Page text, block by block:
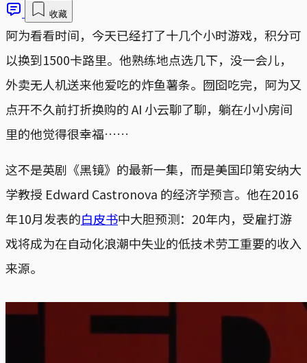
收藏
阿为看看时间，今天已经打了十几个小时游戏，积分可
以换到1500卡路里。他熟练地点选几下，没一会儿，
外卖无人机送来他爱吃的炸鱼薯条。囫囵吃完，阿为又
点开不久前打折换购的 AI 小云聊了聊，躺在小小房间
里的他觉得很幸福……
这不是英剧《黑镜》的最新一集，而是美国印第安纳大
学教授 Edward Castronova 的经济学预言。他在2016
年10月发表的白皮书中大胆预测：20年内，受雇打游
戏将成为在自动化浪潮中失业的低技术劳工重要的收入
来源。